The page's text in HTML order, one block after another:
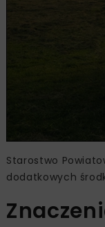
Starostwo
dodatkowych